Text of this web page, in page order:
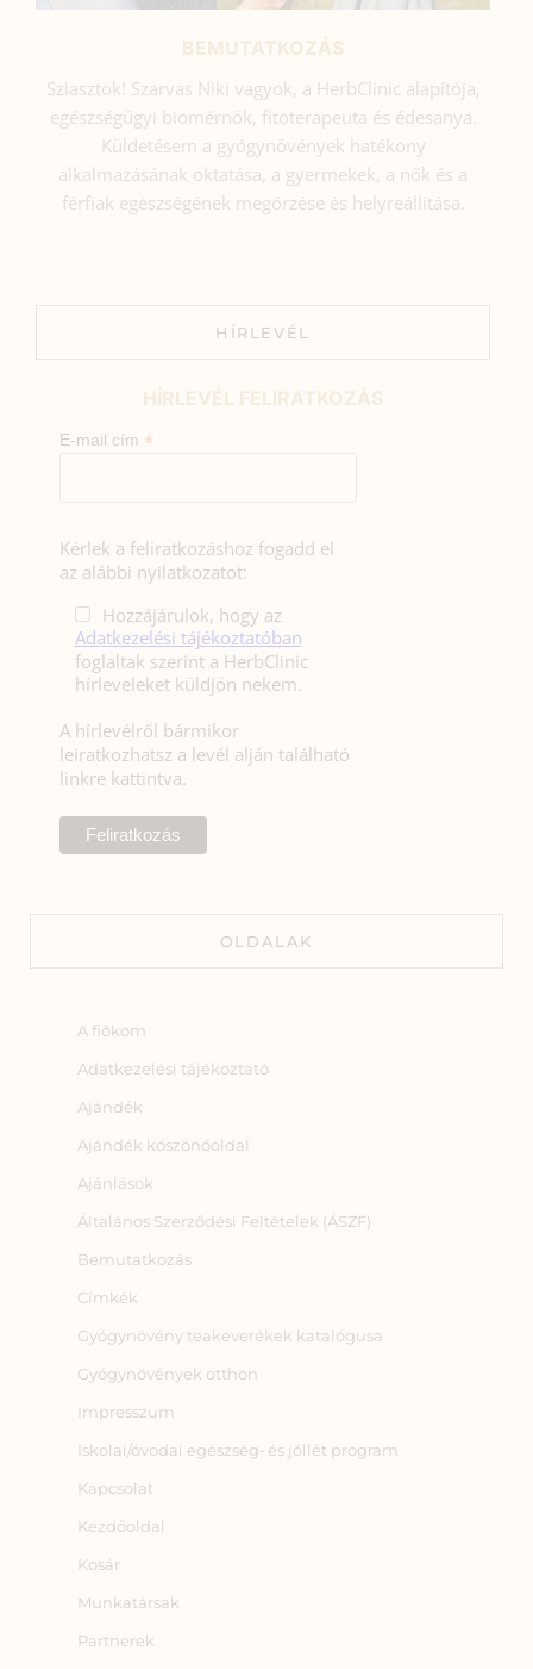
Sziasztok! Szarvas Niki vagyok, a HerbClinic alapítója,
egészségügyi biomérnök, fitoterapeuta és édesanya.
Küldetésem a gyógynövények hatékony
alkalmazásának oktatása, a gyermekek, a nők és a
férfiak egészségének megőrzése és helyreállítása.
HÍRLEVÉL
E-mail cím *
Kérlek a feliratkozáshoz fogadd el
az alábbi nyilatkozatot:
Hozzájárulok, hogy az
Adatkezelési tájékoztatóban
foglaltak szerint a HerbClinic
hírleveleket küldjön nekem.
A hírlevélről bármikor
leiratkozhatsz a levél alján található
linkre kattintva.
OLDALAK
A fiókom
Adatkezelési tájékoztató
Ajándék
Ajándék köszönőoldal
Ajánlások
Általános Szerződési Feltételek (ÁSZF)
Bemutatkozás
Címkék
Gyógynövény teakeverékek katalógusa
Gyógynövények otthon
Impresszum
Iskolai/óvodai egészség‑ és jóllét program
Kapcsolat
Kezdőoldal
Kosár
Munkatársak
Partnerek